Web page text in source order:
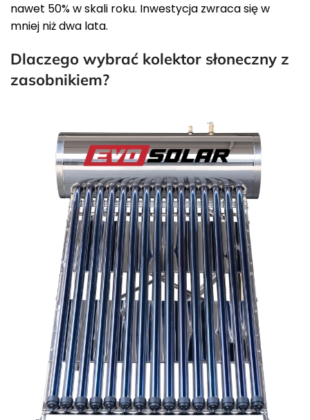
nawet 50% w skali roku. Inwestycja zwraca się w
mniej niż dwa lata.
Dlaczego wybrać kolektor słoneczny z
zasobnikiem?